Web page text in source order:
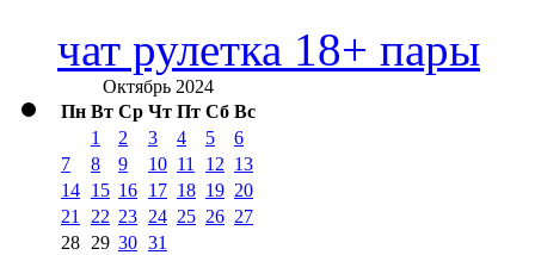
чат рулетка 18+ пары
Октябрь 2024
Пн Вт Ср Чт Пт Сб Вс
1 2 3 4 5
6
7
8 9 10 11 12 13
14 15 16 17 18 19 20
21 22 23 24 25 26 27
28 29 30 31